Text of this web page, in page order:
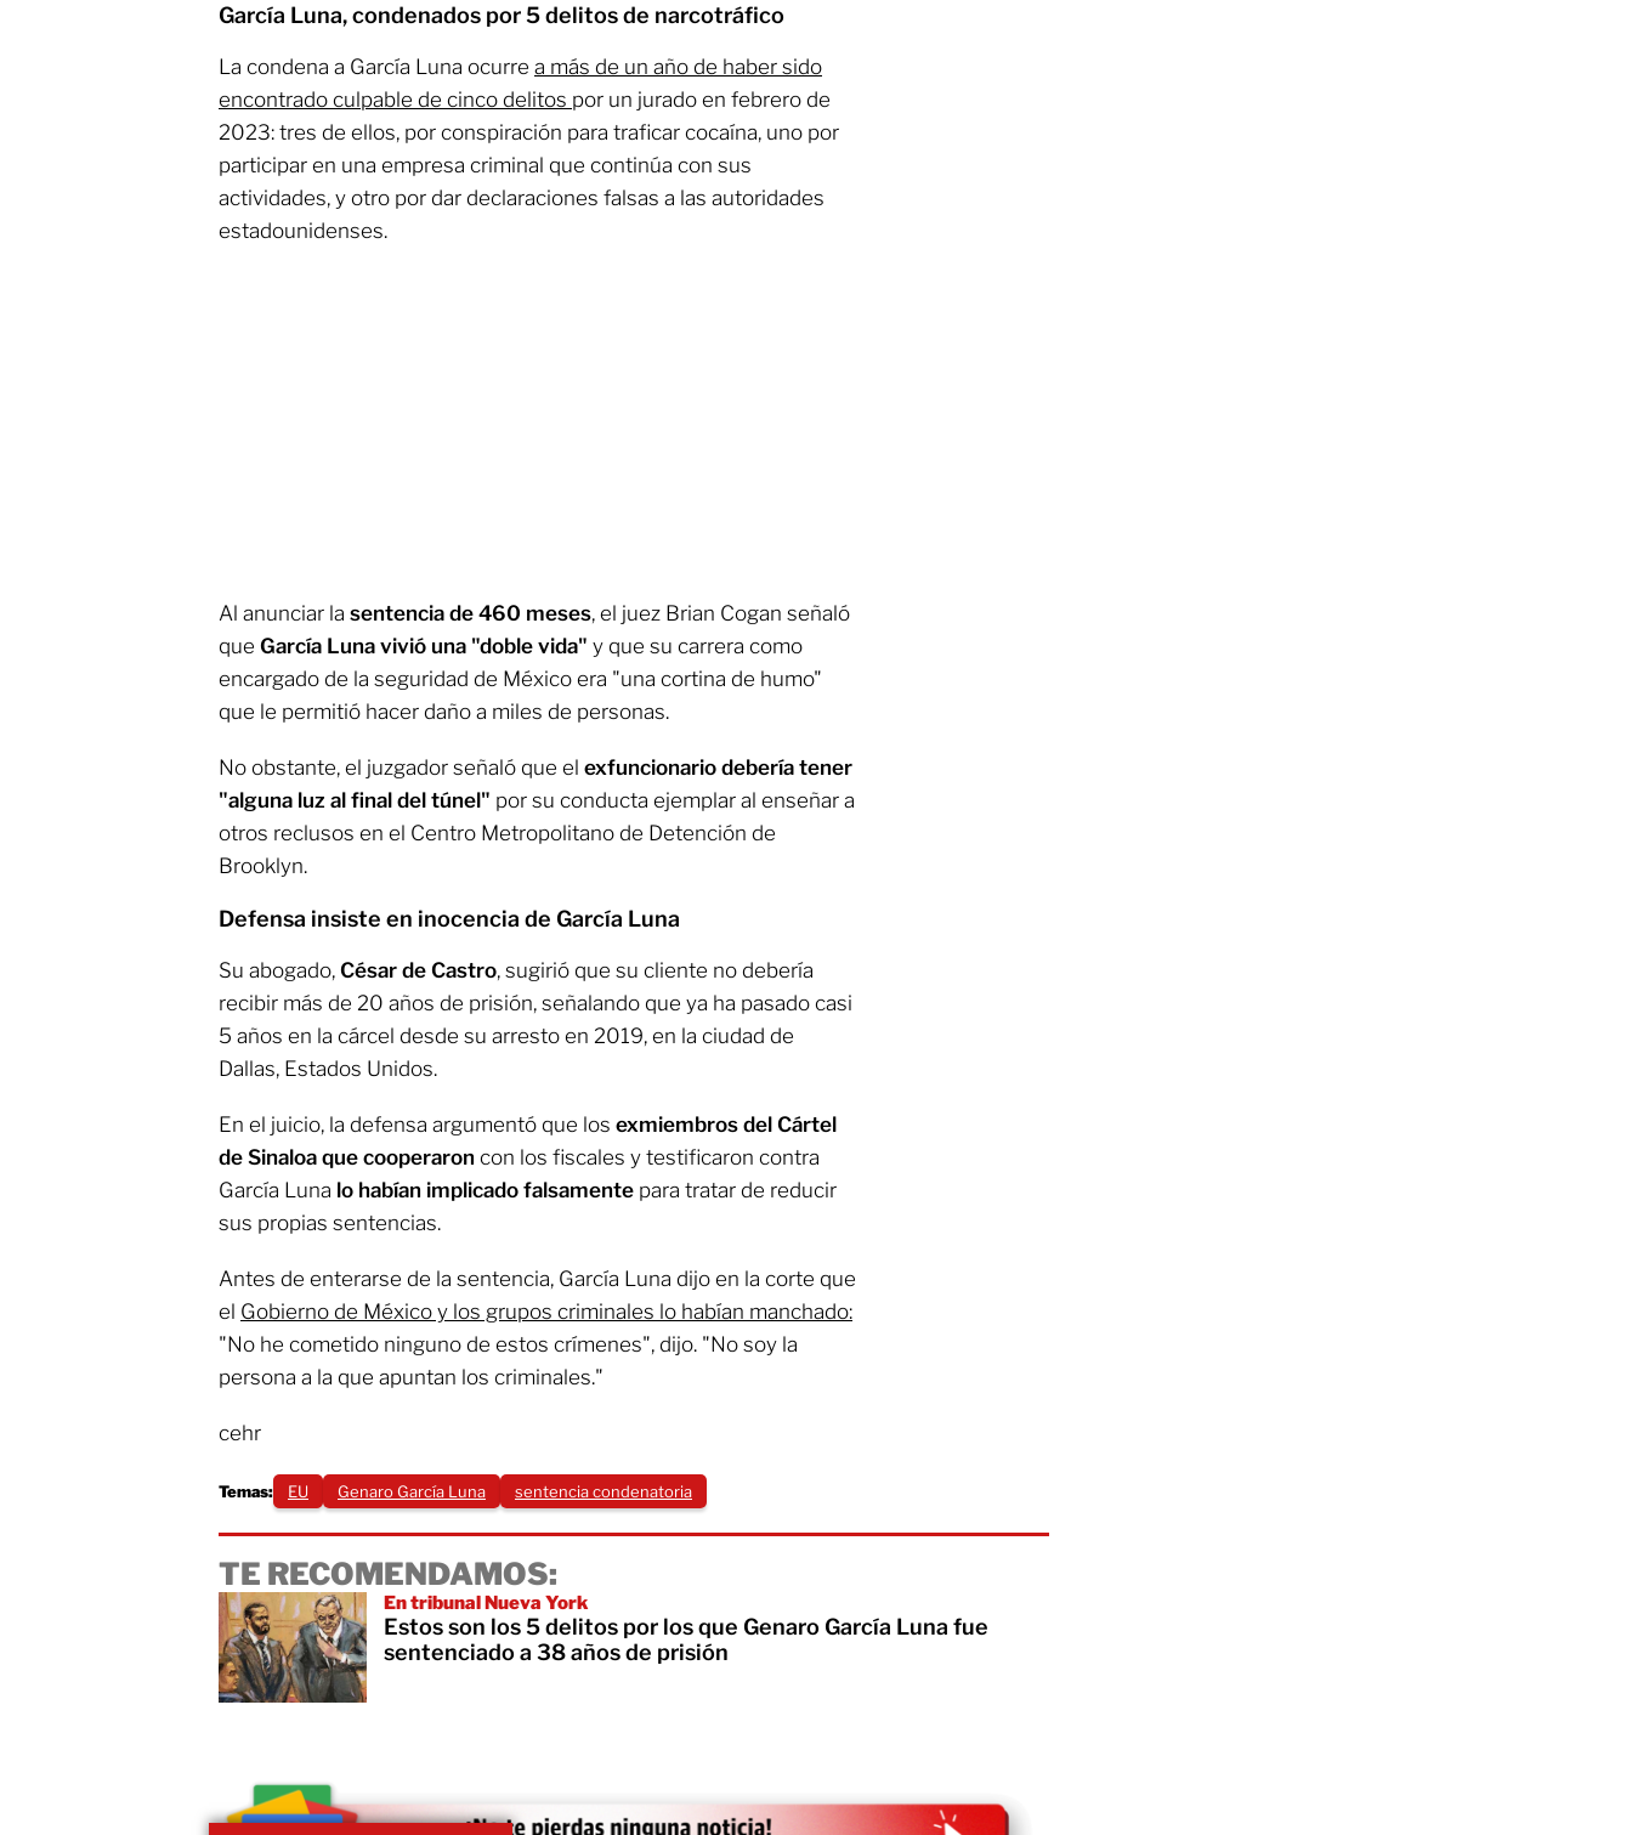
García Luna, condenados por 5 delitos de narcotráfico
La condena a García Luna ocurre a más de un año de haber sido
encontrado culpable de cinco delitos por un jurado en febrero de
2023: tres de ellos, por conspiración para traficar cocaína, uno por
participar en una empresa criminal que continúa con sus
actividades, y otro por dar declaraciones falsas a las autoridades
estadounidenses.
Al anunciar la sentencia de 460 meses, el juez Brian Cogan señaló
que García Luna vivió una "doble vida" y que su carrera como
encargado de la seguridad de México era "una cortina de humo"
que le permitió hacer daño a miles de personas.
No obstante, el juzgador señaló que el exfuncionario debería tener
"alguna luz al final del túnel" por su conducta ejemplar al enseñar a
otros reclusos en el Centro Metropolitano de Detención de
Brooklyn.
Defensa insiste en inocencia de García Luna
Su abogado, César de Castro, sugirió que su cliente no debería
recibir más de 20 años de prisión, señalando que ya ha pasado casi
5 años en la cárcel desde su arresto en 2019, en la ciudad de
Dallas, Estados Unidos.
En el juicio, la defensa argumentó que los exmiembros del Cártel
de Sinaloa que cooperaron con los fiscales y testificaron contra
García Luna lo habían implicado falsamente para tratar de reducir
sus propias sentencias.
Antes de enterarse de la sentencia, García Luna dijo en la corte que
el Gobierno de México y los grupos criminales lo habían manchado:
"No he cometido ninguno de estos crímenes", dijo. "No soy la
persona a la que apuntan los criminales."
cehr
Temas: EU Genaro García Luna sentencia condenatoria
TE RECOMENDAMOS:
En tribunal Nueva York
Estos son los 5 delitos por los que Genaro García Luna fue
sentenciado a 38 años de prisión